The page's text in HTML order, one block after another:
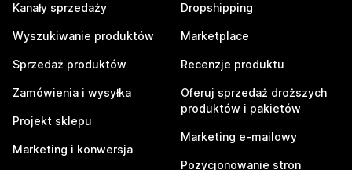
Kanały sprzedaży
Wyszukiwanie produktów
Sprzedaż produktów
Zamówienia i wysyłka
Projekt sklepu
Marketing i konwersja
Dropshipping
Marketplace
Recenzje produktu
Oferuj sprzedaż droższych
produktów i pakietów
Marketing e-mailowy
Pozycjonowanie stron